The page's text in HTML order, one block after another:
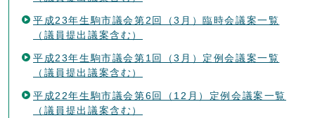
平成23年生駒市議会第2回（3月）臨時会議案一覧
（議員提出議案含む）
平成23年生駒市議会第1回（3月）定例会議案一覧
（議員提出議案含む）
平成22年生駒市議会第6回（12月）定例会議案一覧
（議員提出議案含む）